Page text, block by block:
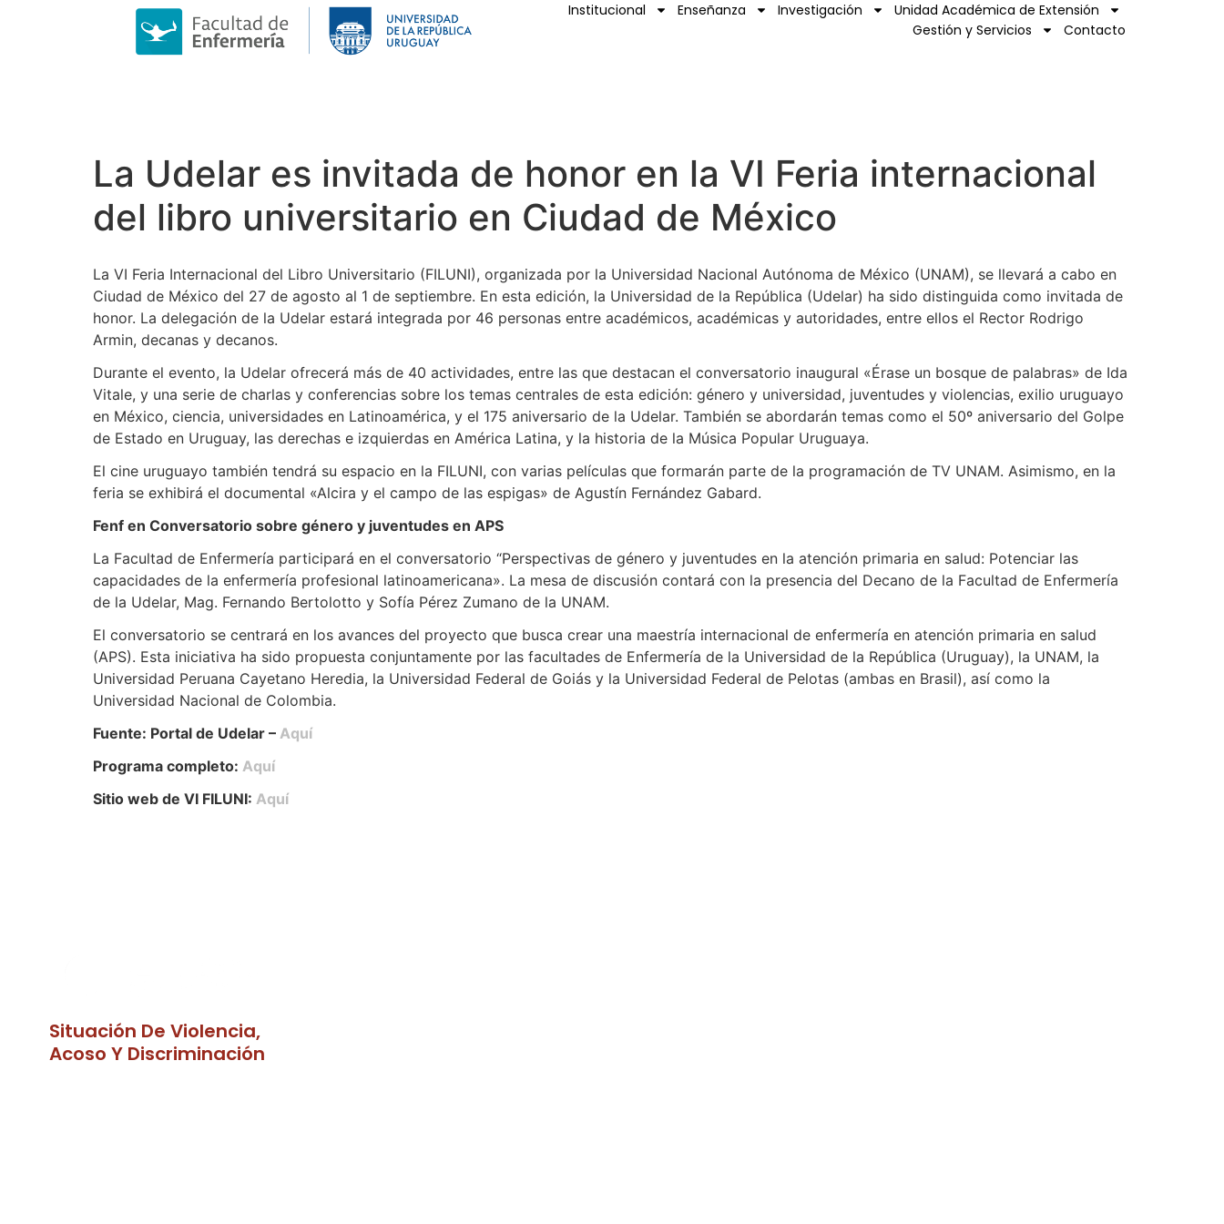
Institucional Enseñanza Investigación
Unidad Académica de Extensión
Gestión y Servicios
Contacto
La Udelar es invitada de honor en la VI Feria internacional
del libro universitario en Ciudad de México
La VI Feria Internacional del Libro Universitario (FILUNI), organizada por la Universidad Nacional Autónoma de México (UNAM), se llevará a cabo en
Ciudad de México del 27 de agosto al 1 de septiembre. En esta edición, la Universidad de la República (Udelar) ha sido distinguida como invitada de
honor. La delegación de la Udelar estará integrada por 46 personas entre académicos, académicas y autoridades, entre ellos el Rector Rodrigo
Armin, decanas y decanos.
Durante el evento, la Udelar ofrecerá más de 40 actividades, entre las que destacan el conversatorio inaugural «Érase un bosque de palabras» de Ida
Vitale, y una serie de charlas y conferencias sobre los temas centrales de esta edición: género y universidad, juventudes y violencias, exilio uruguayo
en México, ciencia, universidades en Latinoamérica, y el 175 aniversario de la Udelar. También se abordarán temas como el 50º aniversario del Golpe
de Estado en Uruguay, las derechas e izquierdas en América Latina, y la historia de la Música Popular Uruguaya.
El cine uruguayo también tendrá su espacio en la FILUNI, con varias películas que formarán parte de la programación de TV UNAM. Asimismo, en la
feria se exhibirá el documental «Alcira y el campo de las espigas» de Agustín Fernández Gabard.
Fenf en Conversatorio sobre género y juventudes en APS
La Facultad de Enfermería participará en el conversatorio “Perspectivas de género y juventudes en la atención primaria en salud: Potenciar las
capacidades de la enfermería profesional latinoamericana». La mesa de discusión contará con la presencia del Decano de la Facultad de Enfermería
de la Udelar, Mag. Fernando Bertolotto y Sofía Pérez Zumano de la UNAM.
El conversatorio se centrará en los avances del proyecto que busca crear una maestría internacional de enfermería en atención primaria en salud
(APS). Esta iniciativa ha sido propuesta conjuntamente por las facultades de Enfermería de la Universidad de la República (Uruguay), la UNAM, la
Universidad Peruana Cayetano Heredia, la Universidad Federal de Goiás y la Universidad Federal de Pelotas (ambas en Brasil), así como la
Universidad Nacional de Colombia.
Fuente: Portal de Udelar – Aquí
Programa completo: Aquí
Sitio web de VI FILUNI: Aquí
Situación De Violencia,
Acoso Y Discriminación